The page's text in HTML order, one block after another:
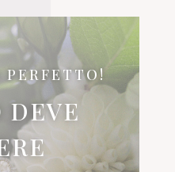
PERFETTO!
DEVE